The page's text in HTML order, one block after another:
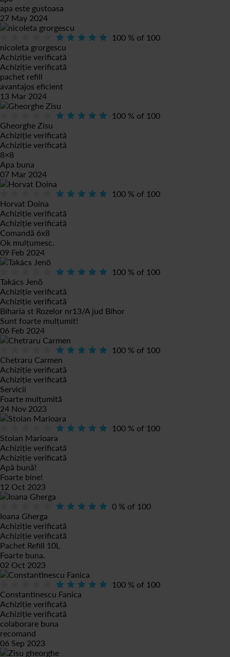
apa este gustoasa
27 May 2024
100 % of 100
nicoleta grorgescu
Achiziție verificată
Achiziție verificată
pachet refill
avantajos eficient
13 Mar 2024
100 % of 100
Gheorghe Zisu
Achiziție verificată
Achiziție verificată
8×8
Apa buna
07 Mar 2024
100 % of 100
Horvat Doina
Achiziție verificată
Achiziție verificată
Comandă 6x8
Ok mulțumesc.
09 Feb 2024
100 % of 100
Takács Jenö
Achiziție verificată
Achiziție verificată
Biharia st Rozelor nr13/A jud Bihor
Sunt foarte mulțumit!
06 Feb 2024
100 % of 100
Chetraru Carmen
Achiziție verificată
Achiziție verificată
Servicii
Foarte mulțumită
24 Nov 2023
100 % of 100
Stoian Marioara
Achiziție verificată
Achiziție verificată
Apă bună!
Foarte bine!
12 Oct 2023
0 % of 100
Ioana Gherga
Achiziție verificată
Achiziție verificată
Pachet Refill 10L
Foarte buna.
02 Oct 2023
100 % of 100
Constantinescu Fanica
Achiziție verificată
Achiziție verificată
colaborare buna
recomand
06 Sep 2023